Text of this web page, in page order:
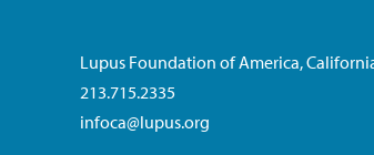
Lupus Foundation of America,
213.715.2335
infoca@lupus.org